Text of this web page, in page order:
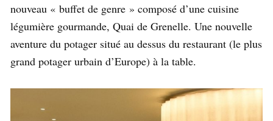
nouveau « buffet de genre » composé d’une cuisine
légumière gourmande, Quai de Grenelle. Une nouvelle
aventure du potager situé au dessus du restaurant (le plus
grand potager urbain d’Europe) à la table.